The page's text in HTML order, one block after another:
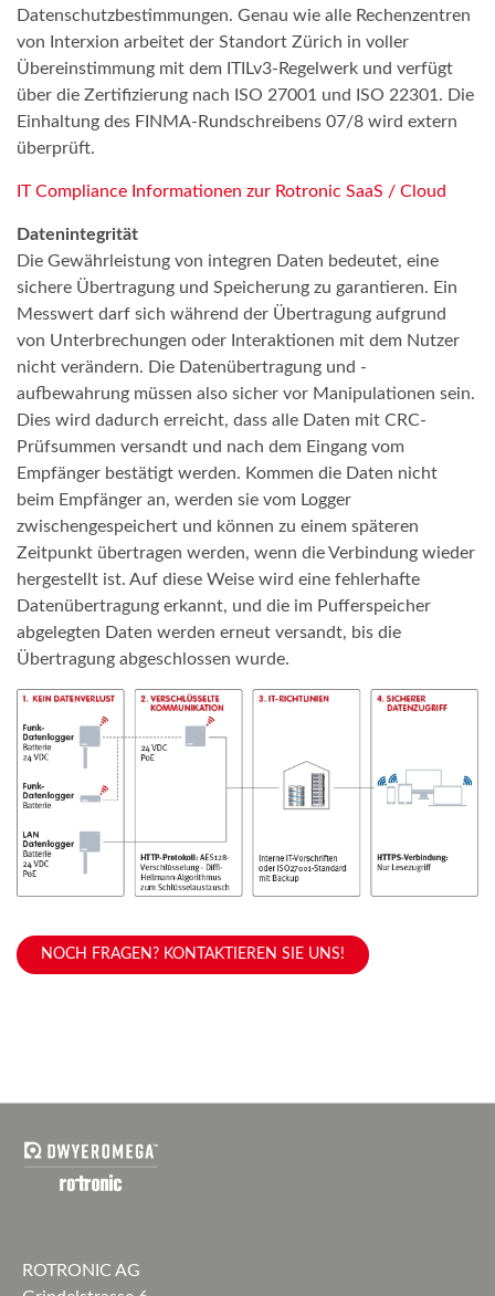
Datenschutzbestimmungen. Genau wie alle Rechenzentren
von Interxion arbeitet der Standort Zürich in voller
Übereinstimmung mit dem ITILv3-Regelwerk und verfügt
über die Zertifizierung nach ISO 27001 und ISO 22301. Die
Einhaltung des FINMA-Rundschreibens 07/8 wird extern
überprüft.
IT Compliance Informationen zur Rotronic SaaS / Cloud
Datenintegrität
Die Gewährleistung von integren Daten bedeutet, eine
sichere Übertragung und Speicherung zu garantieren. Ein
Messwert darf sich während der Übertragung aufgrund
von Unterbrechungen oder Interaktionen mit dem Nutzer
nicht verändern. Die Datenübertragung und -
aufbewahrung müssen also sicher vor Manipulationen sein.
Dies wird dadurch erreicht, dass alle Daten mit CRC-
Prüfsummen versandt und nach dem Eingang vom
Empfänger bestätigt werden. Kommen die Daten nicht
beim Empfänger an, werden sie vom Logger
zwischengespeichert und können zu einem späteren
Zeitpunkt übertragen werden, wenn die Verbindung wieder
hergestellt ist. Auf diese Weise wird eine fehlerhafte
Datenübertragung erkannt, und die im Pufferspeicher
abgelegten Daten werden erneut versandt, bis die
Übertragung abgeschlossen wurde.
NOCH FRAGEN? KONTAKTIEREN SIE UNS!
ROTRONIC AG